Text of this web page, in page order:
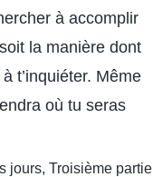
à accomplir
la manière dont
t’inquiéter. Même
où tu seras
jours, Troisième partie